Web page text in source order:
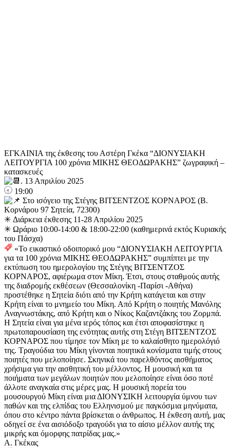
ΕΓΚΑΙΝΙΑ της έκθεσης του Αστέρη Γκέκα “ΔΙΟΝΥΣΙΑΚΗ
ΛΕΙΤΟΥΡΓΙΑ 100 χρόνια ΜΙΚΗΣ ΘΕΟΔΩΡΑΚΗΣ” ζωγραφική –
κατασκευές
. 13 Απριλίου 2025
19:00
Στο ισόγειο της Στέγης ΒΙΤΣΕΝΤΖΟΣ ΚΟΡΝΑΡΟΣ (Β.
Κορνάρου 97 Σητεία, 72300)
✳︎ Διάρκεια έκθεσης 11-28 Απριλίου 2025
✳︎ Ωράριο 10:00-14:00 & 18:00-22:00 (καθημερινά εκτός Κυριακής
του Πάσχα)
«Το εικαστικό οδοιπορικό μου “ΔΙΟΝΥΣΙΑΚΗ ΛΕΙΤΟΥΡΓΙΑ
για τα 100 χρόνια ΜΙΚΗΣ ΘΕΟΔΩΡΑΚΗΣ” συμπίπτει με την
εκτύπωση του ημερολογίου της Στέγης ΒΙΤΣΕΝΤΖΟΣ
ΚΟΡΝΑΡΟΣ, αφιέρωμα στον Μίκη. Έτσι, στους σταθμούς αυτής
της διαδρομής εκθέσεων (Θεσσαλονίκη -Παρίσι -Αθήνα)
προστέθηκε η Σητεία διότι από την Κρήτη κατάγεται και στην
Κρήτη είναι το μνημείο του Μίκη. Από Κρήτη ο ποιητής Μανόλης
Αναγνωστάκης, από Κρήτη και ο Νίκος Καζαντζάκης του Ζορμπά.
Η Σητεία είναι για μένα ιερός τόπος και έτσι αποφασίστηκε η
πρωτοπαρουσίαση της ενότητας αυτής στη Στέγη ΒΙΤΣΕΝΤΖΟΣ
ΚΟΡΝΑΡΟΣ που τίμησε τον Μίκη με το καλαίσθητο ημερολόγιό
της. Τραγούδια του Μίκη γίνονται ποιητικά κονίσματα τιμής στους
ποιητές που μελοποίησε. Σκηνικά του παρελθόντος αισθήματος
χρήσιμα για την αισθητική του μέλλοντος. Η μουσική και τα
ποιήματα των μεγάλων ποιητών που μελοποίησε είναι όσο ποτέ
άλλοτε αναγκαία στις μέρες μας. Η μουσική πορεία του
μουσουργού Μίκη είναι μια ΔΙΟΝΥΣΙΚΗ λειτουργία ύμνου των
παθών και της ελπίδας του Ελληνισμού με παγκόσμια μηνύματα,
όπου στο κέντρο πάντα βρίσκεται ο άνθρωπος. Η έκθεση αυτή, μας
οδηγεί σε ένα αισιόδοξο τραγούδι για το αίσιο μέλλον αυτής της
μικρής και όμορφης πατρίδας μας.»
Α. Γκέκας